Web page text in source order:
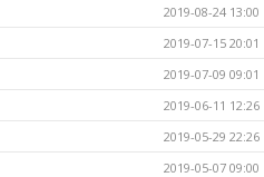
2019-08-24 13:00
2019-07-15 20:01
2019-07-09 09:01
2019-06-11 12:26
2019-05-29 22:26
2019-05-07 09:00